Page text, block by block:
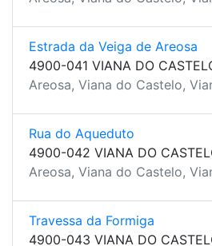
Estrada da Veiga de Areosa
4900-041 VIANA DO
Areosa, Viana do Castelo,
Rua do Aqueduto
4900-042 VIANA DO
Areosa, Viana do Castelo,
Travessa da Formiga
4900-043 VIANA DO